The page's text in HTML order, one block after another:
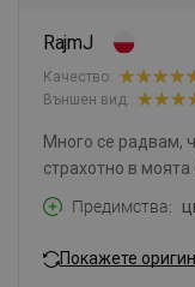
RajmJ
Качество:
Външен вид:
Много се радвам,
страхотно в моята
Предимства
Покажете